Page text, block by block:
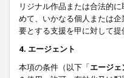
リジナル作品または合法的
めて、いかなる個人または
要とする支援を甲に対して提
4. エージェント
本項の条件（以下「エージェ